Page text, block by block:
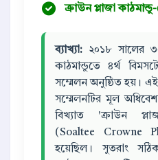
ক্রাউন প্লাজা
ব্যাখ্যা: ২০১৮ সালের
কাঠমান্ডুতে ৪র্থ
সম্মেলন অনুষ্ঠিত হয়।
সম্মেলনটির মূল
বিখ্যাত 'ক্রাউন
(Soaltee Crowne
হয়েছিল। সুতরাং